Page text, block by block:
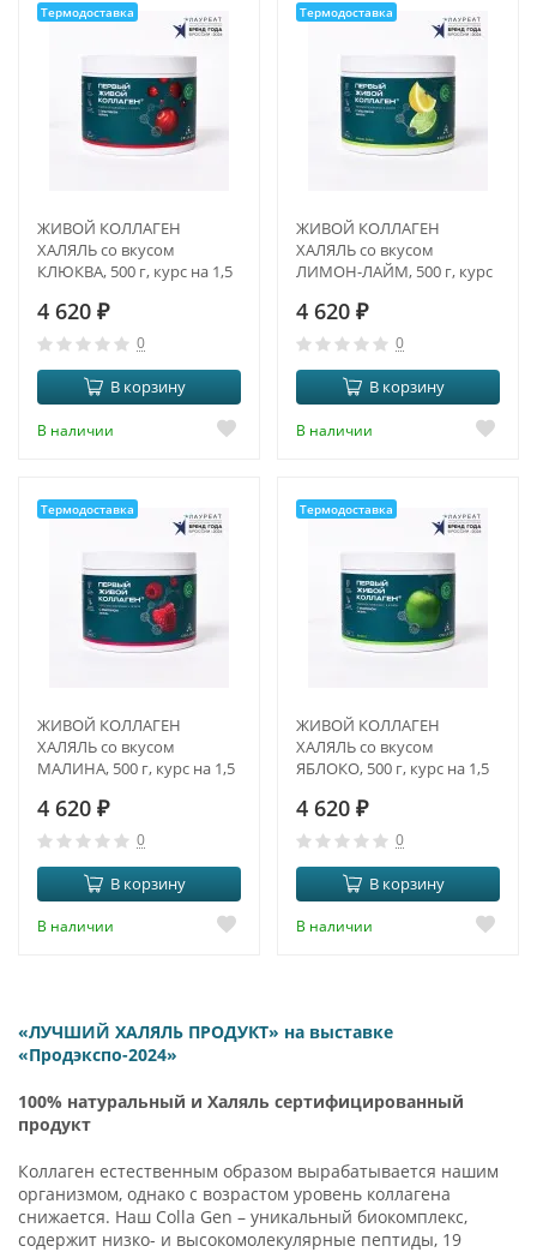
Термодоставка
ЖИВОЙ КОЛЛАГЕН
ХАЛЯЛЬ со вкусом
КЛЮКВА, 500 г, курс на 1,5
4 620 ₽
0
В корзину
В наличии
Термодоставка
ЖИВОЙ КОЛЛАГЕН
ХАЛЯЛЬ со вкусом
ЛИМОН-ЛАЙМ, 500 г, курс
4 620 ₽
0
В корзину
В наличии
Термодоставка
ЖИВОЙ КОЛЛАГЕН
ХАЛЯЛЬ со вкусом
МАЛИНА, 500 г, курс на 1,5
4 620 ₽
0
В корзину
В наличии
Термодоставка
ЖИВОЙ КОЛЛАГЕН
ХАЛЯЛЬ со вкусом
ЯБЛОКО, 500 г, курс на 1,5
4 620 ₽
0
В корзину
В наличии
«ЛУЧШИЙ ХАЛЯЛЬ ПРОДУКТ» на выставке
«Продэкспо-2024»
100% натуральный и Халяль сертифицированный
продукт
Коллаген естественным образом вырабатывается нашим
организмом, однако с возрастом уровень коллагена
снижается. Наш Colla Gen – уникальный биокомплекс,
содержит низко- и высокомолекулярные пептиды, 19